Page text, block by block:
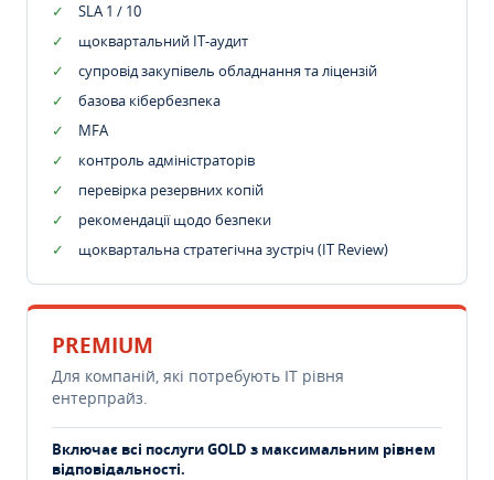
SLA 1 / 10
щоквартальний IT-аудит
супровід закупівель обладнання та ліцензій
базова кібербезпека
MFA
контроль адміністраторів
перевірка резервних копій
рекомендації щодо безпеки
щоквартальна стратегічна зустріч (IT Review)
PREMIUM
Для компаній, які потребують ІТ рівня
ентерпрайз.
Включає всі послуги GOLD з максимальним рівнем
відповідальності.